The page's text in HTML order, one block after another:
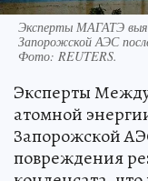
Эксперты МАГАТЭ
Запорожской АЭС
Фото: REUTERS.
Эксперты
атомной
Запорожской
повреждения